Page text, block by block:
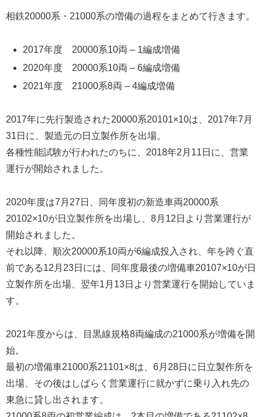
相鉄20000系・21000系の増備の過程をまとめて行きます。
2017年度 20000系10両 – 1編成増備
2020年度 20000系10両 – 6編成増備
2021年度 21000系8両 – 4編成増備
2017年に先行製造された20000系20101×10は、2017年7月
31日に、製造元の日立製作所を出場。
各種性能試験が行われたのちに、2018年2月11日に、営業
運行が開始されました。
2020年度は7月27日、同年度初の新造車両20000系
20102×10が日立製作所を出場し、8月12日より営業運行が
開始されました。
それ以降、順次20000系10両が6編成投入され、年を跨ぐ直
前である12月23日には、同年度最後の増備車20107×10が日
立製作所を出場、翌年1月13日より営業運行を開始していま
す。
2021年度からは、目黒線規格8両編成の21000系が増備を開
始。
最初の増備車21000系21101×8は、6月28日に日立製作所を
出場、その後はしばらく営業運行に就かずに乗り入れ先の
東急に貸し出されます。